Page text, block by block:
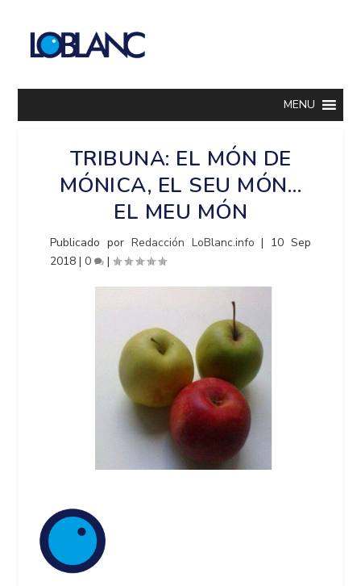
MENU
TRIBUNA: EL MÓN DE
MÓNICA, EL SEU MÓN…
EL MEU MÓN
Publicado por Redacción LoBlanc.info | 10 Sep
2018 |0 |